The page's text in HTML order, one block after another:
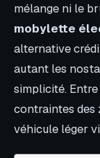
mélange ni le
mobylette
alternative
autant les
simplicité.
contraintes des
véhicule léger